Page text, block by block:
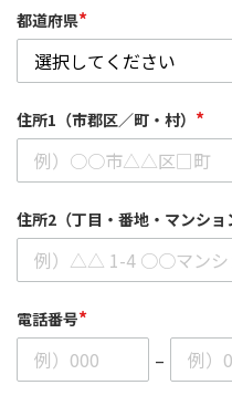
都道府県*
住所1（市郡区／町・村） *
住所2（丁目・番地・マンショ
電話番号*
–